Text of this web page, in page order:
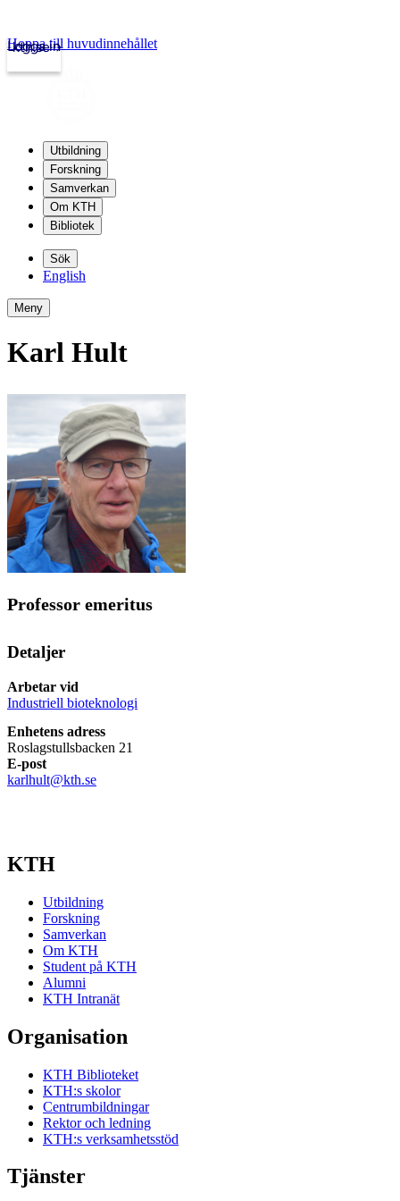
kth.se
Logga in
Hoppa till huvudinnehållet
Utbildning
Forskning
Samverkan
Om KTH
Bibliotek
Sök
English
Meny
Karl Hult
Professor emeritus
Detaljer
Arbetar vid
Industriell bioteknologi
Enhetens adress
Roslagstullsbacken 21
E-post
karlhult@kth.se
KTH
Utbildning
Forskning
Samverkan
Om KTH
Student på KTH
Alumni
KTH Intranät
Organisation
KTH Biblioteket
KTH:s skolor
Centrumbildningar
Rektor och ledning
KTH:s verksamhetsstöd
Tjänster